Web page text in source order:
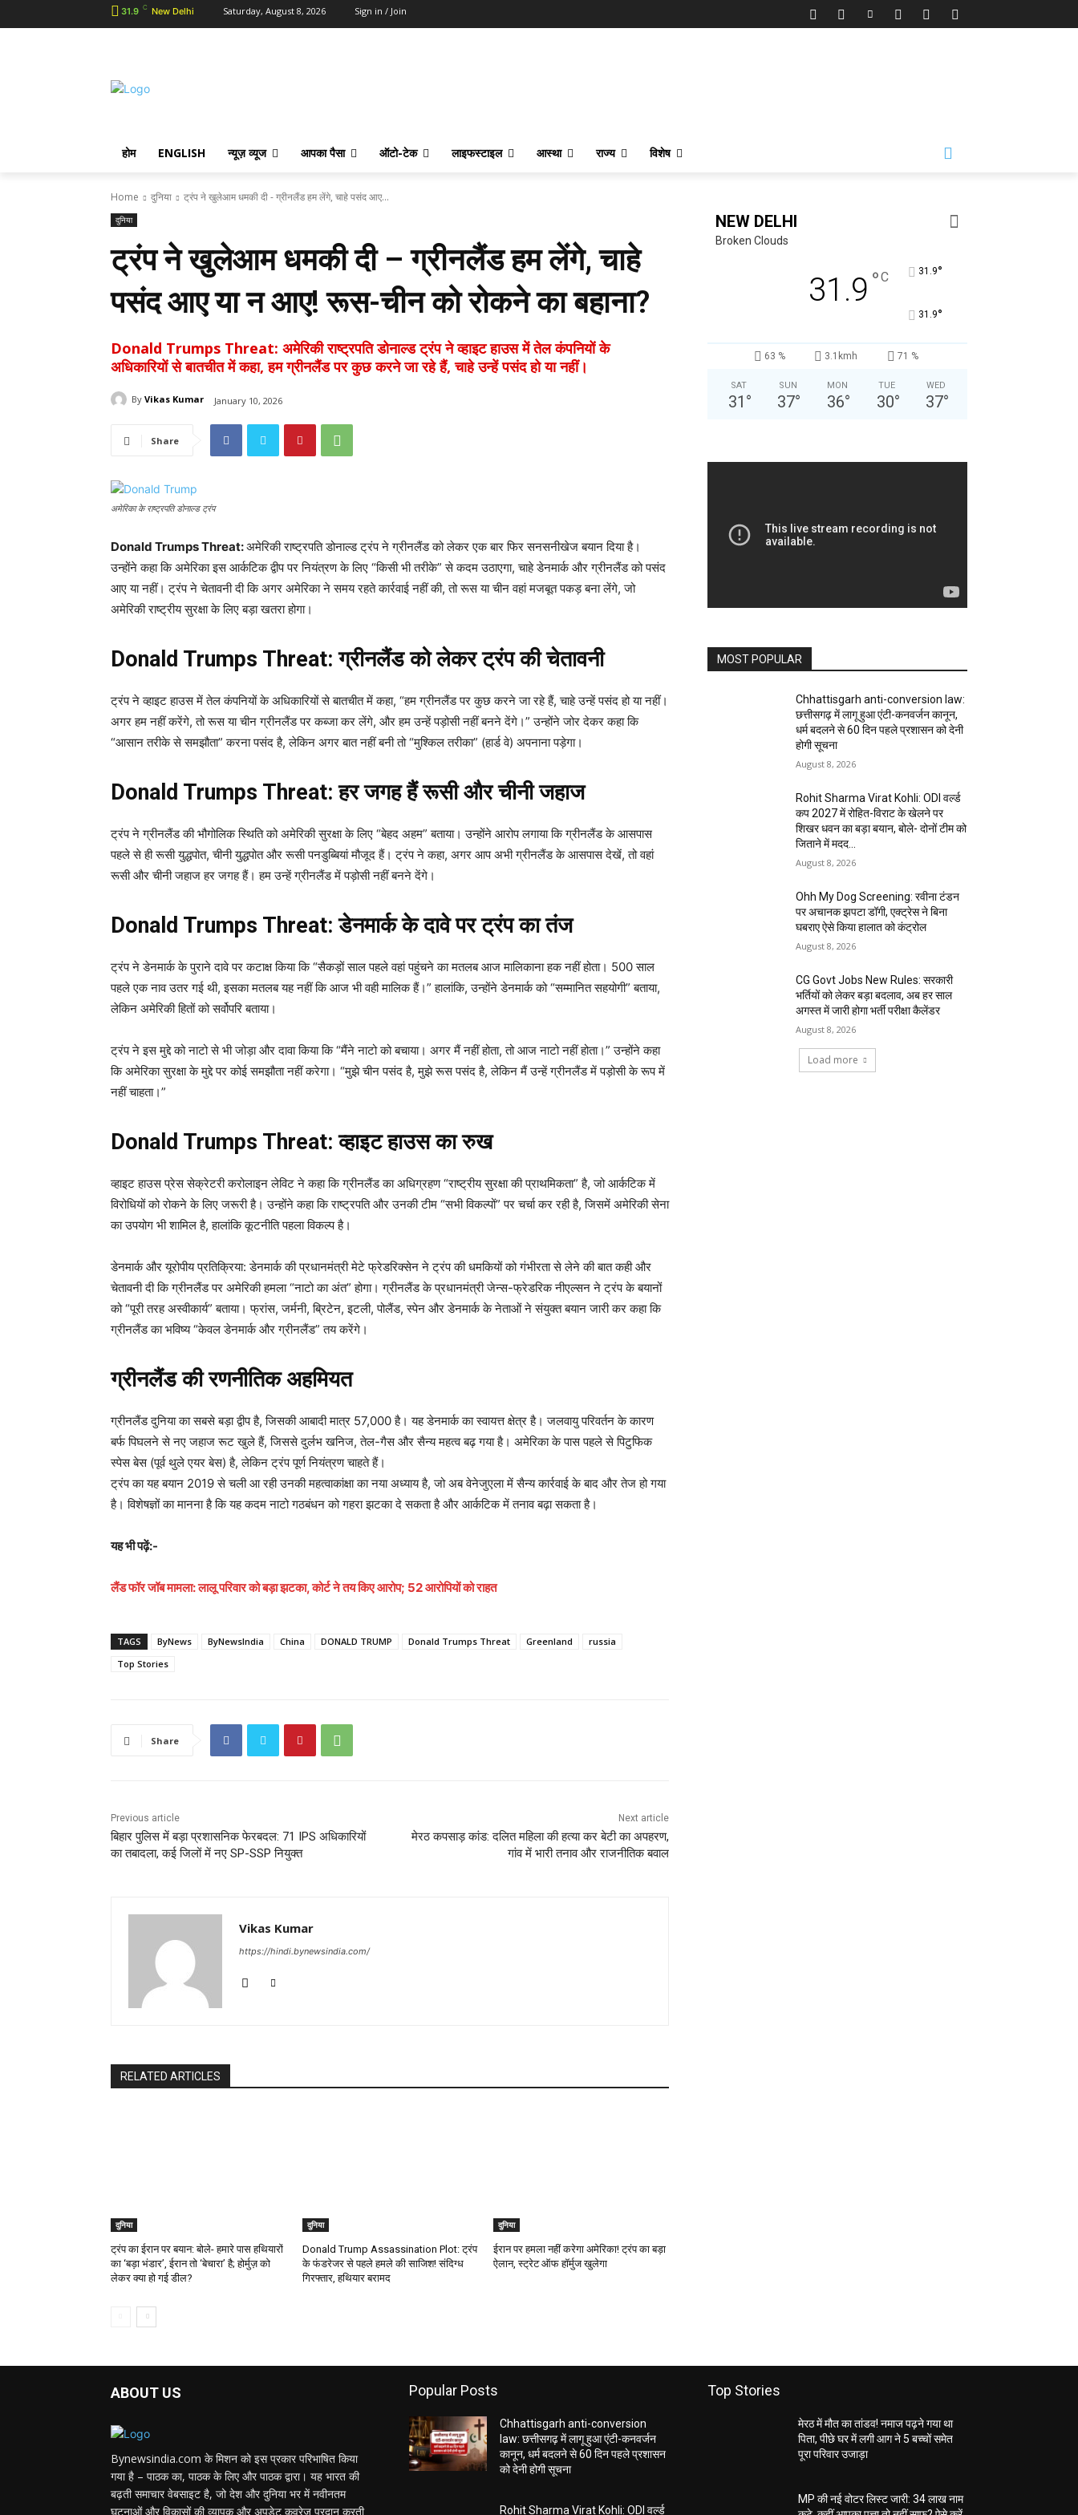
31.9 C New Delhi Saturday, August 8, 2026 Sign in / Join
होम ENGLISH न्यूज़ व्यूज आपका पैसा ऑटो-टेक लाइफस्टाइल आस्था राज्य विशेष
Home दुनिया ट्रंप ने खुलेआम धमकी दी - ग्रीनलैंड हम लेंगे, चाहे पसंद आए...
दुनिया
ट्रंप ने खुलेआम धमकी दी – ग्रीनलैंड हम लेंगे, चाहे
पसंद आए या न आए! रूस-चीन को रोकने का बहाना?
Donald Trumps Threat: अमेरिकी राष्ट्रपति डोनाल्ड ट्रंप ने व्हाइट हाउस में तेल कंपनियों के
अधिकारियों से बातचीत में कहा, हम ग्रीनलैंड पर कुछ करने जा रहे हैं, चाहे उन्हें पसंद हो या नहीं।
By Vikas Kumar January 10, 2026
Share
अमेरिका के राष्ट्रपति डोनाल्ड ट्रंप
Donald Trumps Threat:अमेरिकी राष्ट्रपति डोनाल्ड ट्रंप ने ग्रीनलैंड को लेकर एक बार फिर सनसनीखेज बयान दिया है।
उन्होंने कहा कि अमेरिका इस आर्कटिक द्वीप पर नियंत्रण के लिए “किसी भी तरीके” से कदम उठाएगा, चाहे डेनमार्क और ग्रीनलैंड को पसंद
आए या नहीं। ट्रंप ने चेतावनी दी कि अगर अमेरिका ने समय रहते कार्रवाई नहीं की, तो रूस या चीन वहां मजबूत पकड़ बना लेंगे, जो
अमेरिकी राष्ट्रीय सुरक्षा के लिए बड़ा खतरा होगा।
Donald Trumps Threat: ग्रीनलैंड को लेकर ट्रंप की चेतावनी
ट्रंप ने व्हाइट हाउस में तेल कंपनियों के अधिकारियों से बातचीत में कहा, “हम ग्रीनलैंड पर कुछ करने जा रहे हैं, चाहे उन्हें पसंद हो या नहीं।
अगर हम नहीं करेंगे, तो रूस या चीन ग्रीनलैंड पर कब्जा कर लेंगे, और हम उन्हें पड़ोसी नहीं बनने देंगे।” उन्होंने जोर देकर कहा कि
“आसान तरीके से समझौता” करना पसंद है, लेकिन अगर बात नहीं बनी तो “मुश्किल तरीका” (हार्ड वे) अपनाना पड़ेगा।
Donald Trumps Threat: हर जगह हैं रूसी और चीनी जहाज
ट्रंप ने ग्रीनलैंड की भौगोलिक स्थिति को अमेरिकी सुरक्षा के लिए “बेहद अहम” बताया। उन्होंने आरोप लगाया कि ग्रीनलैंड के आसपास
पहले से ही रूसी युद्धपोत, चीनी युद्धपोत और रूसी पनडुब्बियां मौजूद हैं। ट्रंप ने कहा, अगर आप अभी ग्रीनलैंड के आसपास देखें, तो वहां
रूसी और चीनी जहाज हर जगह हैं। हम उन्हें ग्रीनलैंड में पड़ोसी नहीं बनने देंगे।
Donald Trumps Threat: डेनमार्क के दावे पर ट्रंप का तंज
ट्रंप ने डेनमार्क के पुराने दावे पर कटाक्ष किया कि “सैकड़ों साल पहले वहां पहुंचने का मतलब आज मालिकाना हक नहीं होता। 500 साल
पहले एक नाव उतर गई थी, इसका मतलब यह नहीं कि आज भी वही मालिक हैं।” हालांकि, उन्होंने डेनमार्क को “सम्मानित सहयोगी” बताया,
लेकिन अमेरिकी हितों को सर्वोपरि बताया।
ट्रंप ने इस मुद्दे को नाटो से भी जोड़ा और दावा किया कि “मैंने नाटो को बचाया। अगर मैं नहीं होता, तो आज नाटो नहीं होता।” उन्होंने कहा
कि अमेरिका सुरक्षा के मुद्दे पर कोई समझौता नहीं करेगा। “मुझे चीन पसंद है, मुझे रूस पसंद है, लेकिन मैं उन्हें ग्रीनलैंड में पड़ोसी के रूप में
नहीं चाहता।”
Donald Trumps Threat: व्हाइट हाउस का रुख
व्हाइट हाउस प्रेस सेक्रेटरी करोलाइन लेविट ने कहा कि ग्रीनलैंड का अधिग्रहण “राष्ट्रीय सुरक्षा की प्राथमिकता” है, जो आर्कटिक में
विरोधियों को रोकने के लिए जरूरी है। उन्होंने कहा कि राष्ट्रपति और उनकी टीम “सभी विकल्पों” पर चर्चा कर रही है, जिसमें अमेरिकी सेना
का उपयोग भी शामिल है, हालांकि कूटनीति पहला विकल्प है।
डेनमार्क और यूरोपीय प्रतिक्रिया: डेनमार्क की प्रधानमंत्री मेटे फ्रेडरिक्सेन ने ट्रंप की धमकियों को गंभीरता से लेने की बात कही और
चेतावनी दी कि ग्रीनलैंड पर अमेरिकी हमला “नाटो का अंत” होगा। ग्रीनलैंड के प्रधानमंत्री जेन्स-फ्रेडरिक नीएल्सन ने ट्रंप के बयानों
को “पूरी तरह अस्वीकार्य” बताया। फ्रांस, जर्मनी, ब्रिटेन, इटली, पोलैंड, स्पेन और डेनमार्क के नेताओं ने संयुक्त बयान जारी कर कहा कि
ग्रीनलैंड का भविष्य “केवल डेनमार्क और ग्रीनलैंड” तय करेंगे।
ग्रीनलैंड की रणनीतिक अहमियत
ग्रीनलैंड दुनिया का सबसे बड़ा द्वीप है, जिसकी आबादी मात्र 57,000 है। यह डेनमार्क का स्वायत्त क्षेत्र है। जलवायु परिवर्तन के कारण
बर्फ पिघलने से नए जहाज रूट खुले हैं, जिससे दुर्लभ खनिज, तेल-गैस और सैन्य महत्व बढ़ गया है। अमेरिका के पास पहले से पिटुफिक
स्पेस बेस (पूर्व थुले एयर बेस) है, लेकिन ट्रंप पूर्ण नियंत्रण चाहते हैं।
ट्रंप का यह बयान 2019 से चली आ रही उनकी महत्वाकांक्षा का नया अध्याय है, जो अब वेनेजुएला में सैन्य कार्रवाई के बाद और तेज हो गया
है। विशेषज्ञों का मानना है कि यह कदम नाटो गठबंधन को गहरा झटका दे सकता है और आर्कटिक में तनाव बढ़ा सकता है।
यह भी पढ़ें:-
लैंड फॉर जॉब मामला: लालू परिवार को बड़ा झटका, कोर्ट ने तय किए आरोप; 52 आरोपियों को राहत
TAGS ByNews ByNewsIndia China DONALD TRUMP Donald Trumps Threat Greenland
russia
Top Stories
Share
Previous article
बिहार पुलिस में बड़ा प्रशासनिक फेरबदल: 71 IPS अधिकारियों
का तबादला, कई जिलों में नए SP-SSP नियुक्त
Next article
मेरठ कपसाड़ कांड: दलित महिला की हत्या कर बेटी का अपहरण,
गांव में भारी तनाव और राजनीतिक बवाल
Vikas Kumar
https://hindi.bynewsindia.com/
RELATED ARTICLES
दुनिया
ट्रंप का ईरान पर बयान: बोले- हमारे पास हथियारों
का ‘बड़ा भंडार’, ईरान तो ‘बेचारा’ है; होर्मुज़ को
लेकर क्या हो गई डील?
दुनिया
Donald Trump Assassination Plot: ट्रंप
के फंडरेजर से पहले हमले की साजिश! संदिग्ध
गिरफ्तार, हथियार बरामद
दुनिया
ईरान पर हमला नहीं करेगा अमेरिका! ट्रंप का बड़ा
ऐलान, स्ट्रेट ऑफ हॉर्मुज खुलेगा
NEW DELHI
Broken Clouds
31.9 °C 31.9°
31.9°
63 % 3.1kmh 71 %
SAT
31 °
SUN
37°
MON
36°
TUE
30°
WED
37°
MOST POPULAR
Chhattisgarh anti-conversion law:
छत्तीसगढ़ में लागू हुआ एंटी-कनवर्जन कानून,
धर्म बदलने से 60 दिन पहले प्रशासन को देनी
होगी सूचना
August 8, 2026
Rohit Sharma Virat Kohli: ODI वर्ल्ड
कप 2027 में रोहित-विराट के खेलने पर
शिखर धवन का बड़ा बयान, बोले- दोनों टीम को
जिताने में मदद...
August 8, 2026
Ohh My Dog Screening: रवीना टंडन
पर अचानक झपटा डॉगी, एक्ट्रेस ने बिना
घबराए ऐसे किया हालात को कंट्रोल
August 8, 2026
CG Govt Jobs New Rules: सरकारी
भर्तियों को लेकर बड़ा बदलाव, अब हर साल
अगस्त में जारी होगा भर्ती परीक्षा कैलेंडर
August 8, 2026
Load more
ABOUT US
Bynewsindia.com के मिशन को इस प्रकार परिभाषित किया
गया है – पाठक का, पाठक के लिए और पाठक द्वारा। यह भारत की
बढ़ती समाचार वेबसाइट है, जो देश और दुनिया भर में नवीनतम
घटनाओं और विकासों की व्यापक और अपडेट कवरेज प्रदान करती
Popular Posts
Chhattisgarh anti-conversion
law: छत्तीसगढ़ में लागू हुआ एंटी-कनवर्जन
कानून, धर्म बदलने से 60 दिन पहले प्रशासन
को देनी होगी सूचना
Rohit Sharma Virat Kohli: ODI वर्ल्ड
Top Stories
मेरठ में मौत का तांडव! नमाज पढ़ने गया था
पिता, पीछे घर में लगी आग ने 5 बच्चों समेत
पूरा परिवार उजाड़ा
MP की नई वोटर लिस्ट जारी: 34 लाख नाम